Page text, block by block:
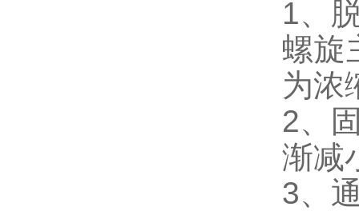
1、
螺旋
为浓
2、
渐减
3、